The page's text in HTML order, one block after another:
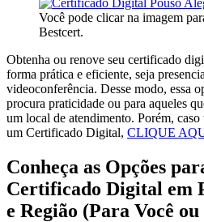
Você pode clicar na imagem
Bestcert.
Obtenha ou renove seu certificado
forma prática e eficiente, seja
videoconferência. Desse modo, essa
procura praticidade ou para aqueles
um local de atendimento. Porém,
um Certificado Digital, CLIQUE
Conheça as Opções
Certificado Digital em
e Região (Para Você